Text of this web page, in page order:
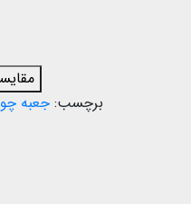
برچسب:جعبه